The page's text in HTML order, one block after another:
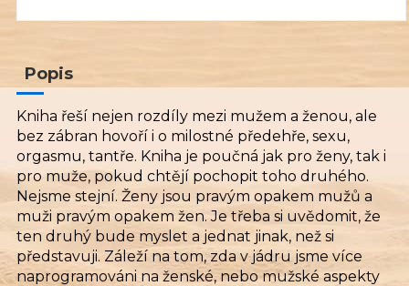
Popis
Kniha řeší nejen rozdíly mezi mužem a ženou, ale
bez zábran hovoří i o milostné předehře, sexu,
orgasmu, tantře. Kniha je poučná jak pro ženy, tak i
pro muže, pokud chtějí pochopit toho druhého.
Nejsme stejní. Ženy jsou pravým opakem mužů a
muži pravým opakem žen. Je třeba si uvědomit, že
ten druhý bude myslet a jednat jinak, než si
představuji. Záleží na tom, zda v jádru jsme více
naprogramováni na ženské, nebo mužské aspekty